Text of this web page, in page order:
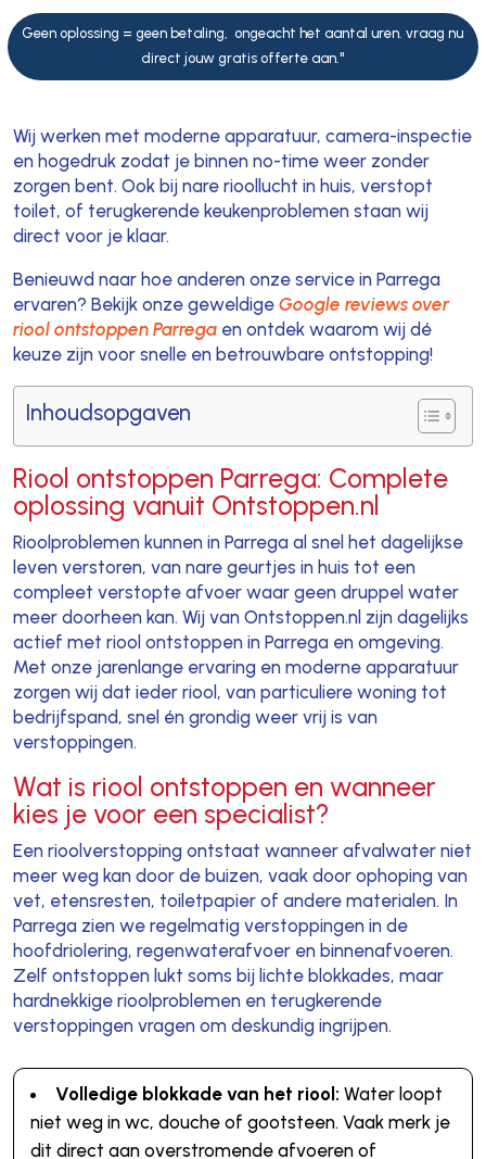
Geen oplossing = geen betaling, ongeacht het aantal uren. vraag nu
direct jouw gratis offerte aan."
Wij werken met moderne apparatuur, camera-inspectie
en hogedruk zodat je binnen no-time weer zonder
zorgen bent. Ook bij nare rioollucht in huis, verstopt
toilet, of terugkerende keukenproblemen staan wij
direct voor je klaar.
Benieuwd naar hoe anderen onze service in Parrega
ervaren? Bekijk onze geweldige Google reviews over
riool ontstoppen Parregaen ontdek waarom wij dé
keuze zijn voor snelle en betrouwbare ontstopping!
Inhoudsopgaven
Riool ontstoppen Parrega: Complete
oplossing vanuit Ontstoppen.nl
Rioolproblemen kunnen in Parrega al snel het dagelijkse
leven verstoren, van nare geurtjes in huis tot een
compleet verstopte afvoer waar geen druppel water
meer doorheen kan. Wij van Ontstoppen.nl zijn dagelijks
actief met riool ontstoppen in Parrega en omgeving.
Met onze jarenlange ervaring en moderne apparatuur
zorgen wij dat ieder riool, van particuliere woning tot
bedrijfspand, snel én grondig weer vrij is van
verstoppingen.
Wat is riool ontstoppen en wanneer
kies je voor een specialist?
Een rioolverstopping ontstaat wanneer afvalwater niet
meer weg kan door de buizen, vaak door ophoping van
vet, etensresten, toiletpapier of andere materialen. In
Parrega zien we regelmatig verstoppingen in de
hoofdriolering, regenwaterafvoer en binnenafvoeren.
Zelf ontstoppen lukt soms bij lichte blokkades, maar
hardnekkige rioolproblemen en terugkerende
verstoppingen vragen om deskundig ingrijpen.
Volledige blokkade van het riool: Water loopt
niet weg in wc, douche of gootsteen. Vaak merk je
dit direct aan overstromende afvoeren of